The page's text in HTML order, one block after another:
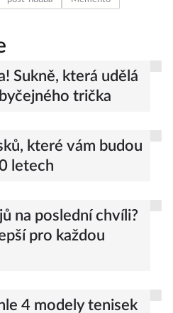
Sukně, která udělá
trička
které vám budou
letech
na poslední chvíli?
pro každou
4 modely tenisek